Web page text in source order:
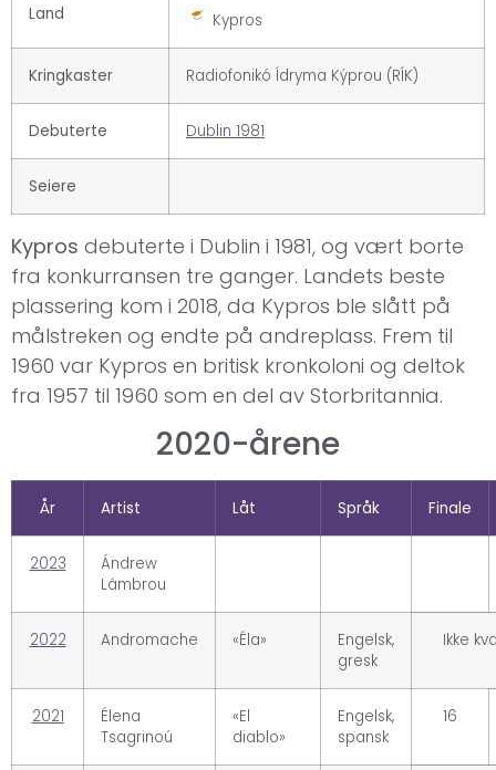
Land Kypros
Kringkaster Radiofonikó Ídryma Kýprou (RÍK)
Debuterte Dublin 1981
Seiere
Kypros debuterte i Dublin i 1981, og vært borte
fra konkurransen tre ganger. Landets beste
plassering kom i 2018, da Kypros ble slått på
målstreken og endte på andreplass. Frem til
1960 var Kypros en britisk kronkoloni og deltok
fra 1957 til 1960 som en del av Storbritannia.
2020-årene
År Artist Låt Språk Finale
2023
Ándrew
Lámbrou
2022 Andromache «Éla»
Engelsk,
gresk
Ikke
2021
Élena
Tsagrinoú
«El
diablo»
Engelsk,
spansk
16